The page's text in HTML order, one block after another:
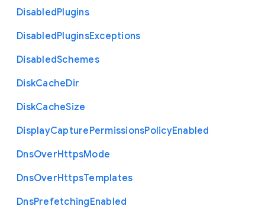
DisabledPlugins
DisabledPluginsExceptions
DisabledSchemes
DiskCacheDir
DiskCacheSize
DisplayCapturePermissionsPolicyEnabled
DnsOverHttpsMode
DnsOverHttpsTemplates
DnsPrefetchingEnabled